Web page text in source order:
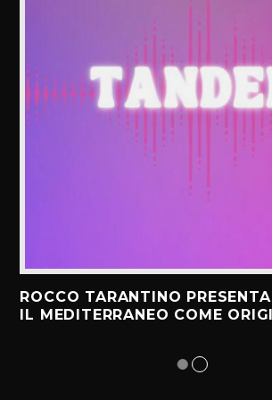
ROCCO TARANTINO
IL MEDITERRANEO COME